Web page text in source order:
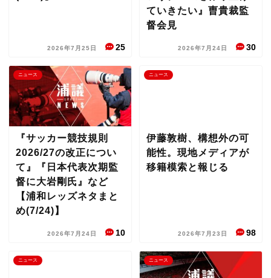
2026年7月25日 25
ていきたい』曺貴裁監
督会見
2026年7月24日 30
ニュース
『サッカー競技規則
2026/27の改正につい
て』『日本代表次期監
督に大岩剛氏』など
【浦和レッズネタまと
め(7/24)】
2026年7月24日 10
ニュース
伊藤敦樹、構想外の可
能性。現地メディアが
移籍模索と報じる
2026年7月23日 98
ニュース ニュース